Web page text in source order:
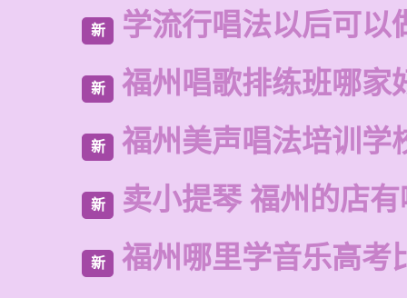
新 学流行唱法以后可以
新 福州唱歌排练班哪家
新 福州美声唱法培训学
新 卖小提琴 福州的店
新 福州哪里学音乐高考